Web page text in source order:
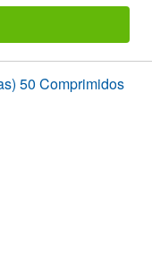
50 Comprimidos